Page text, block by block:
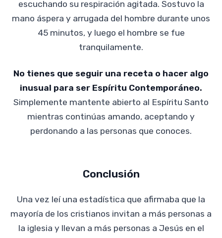
escuchando su respiración agitada. Sostuvo la
mano áspera y arrugada del hombre durante unos
45 minutos, y luego el hombre se fue
tranquilamente.
No tienes que seguir una receta o hacer algo
inusual para ser Espíritu Contemporáneo.
Simplemente mantente abierto al Espíritu Santo
mientras continúas amando, aceptando y
perdonando a las personas que conoces.
Conclusión
Una vez leí una estadística que afirmaba que la
mayoría de los cristianos invitan a más personas a
la iglesia y llevan a más personas a Jesús en el